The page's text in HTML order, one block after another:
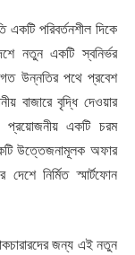
একটি পরিবর্তনশীল দিকে
নতুন একটি স্বনির্ভর
উন্নতির পথে প্রবেশ
বাজারে বৃদ্ধি দেওয়ার
প্রয়োজনীয় একটি চরম
উত্তেজনামূলক অফার
নির্মিত স্মার্টফোন
জন্য এই নতুন